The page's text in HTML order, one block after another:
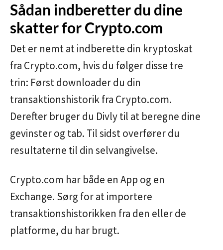
Sådan indberetter du dine
skatter for Crypto.com
Det er nemt at indberette din kryptoskat
fra Crypto.com, hvis du følger disse tre
trin: Først downloader du din
transaktionshistorik fra Crypto.com.
Derefter bruger du Divly til at beregne dine
gevinster og tab. Til sidst overfører du
resultaterne til din selvangivelse.
Crypto.com har både en App og en
Exchange. Sørg for at importere
transaktionshistorikken fra den eller de
platforme, du har brugt.